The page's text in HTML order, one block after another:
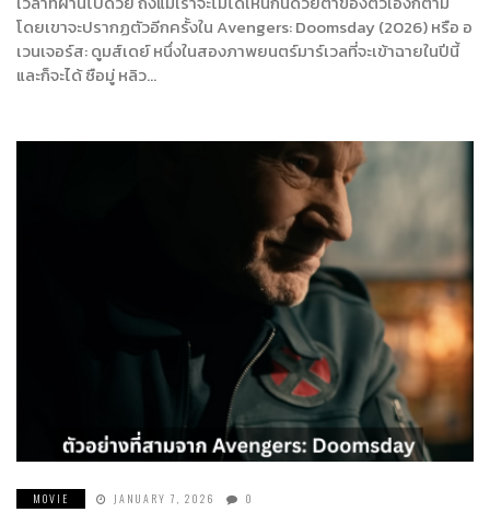
โดยเขาจะปรากฏตัวอีกครั้งใน Avengers: Doomsday (2026) หรือ อ
เวนเจอร์ส: ดูมส์เดย์ หนึ่งในสองภาพยนตร์มาร์เวลที่จะเข้าฉายในปีนี้
และก็จะได้ ซือมู่ หลิว…
MOVIE JANUARY 7, 2026 0